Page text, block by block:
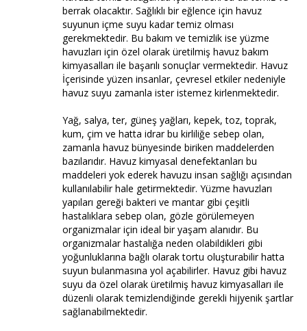
berrak olacaktır. Sağlıklı bir eğlence için havuz
suyunun içme suyu kadar temiz olması
gerekmektedir. Bu bakım ve temizlik ise yüzme
havuzları için özel olarak üretilmiş havuz bakım
kimyasalları ile başarılı sonuçlar vermektedir. Havuz
İçerisinde yüzen insanlar, çevresel etkiler nedeniyle
havuz suyu zamanla ister istemez kirlenmektedir.
Yağ, salya, ter, güneş yağları, kepek, toz, toprak,
kum, çim ve hatta idrar bu kirliliğe sebep olan,
zamanla havuz bünyesinde biriken maddelerden
bazılarıdır. Havuz kimyasal denefektanları bu
maddeleri yok ederek havuzu insan sağlığı açısından
kullanılabilir hale getirmektedir. Yüzme havuzları
yapıları gereği bakteri ve mantar gibi çeşitli
hastalıklara sebep olan, gözle görülemeyen
organizmalar için ideal bir yaşam alanıdır. Bu
organizmalar hastalığa neden olabildikleri gibi
yoğunluklarına bağlı olarak tortu oluşturabilir hatta
suyun bulanmasına yol açabilirler. Havuz gibi havuz
suyu da özel olarak üretilmiş havuz kimyasalları ile
düzenli olarak temizlendiğinde gerekli hijyenik şartlar
sağlanabilmektedir.